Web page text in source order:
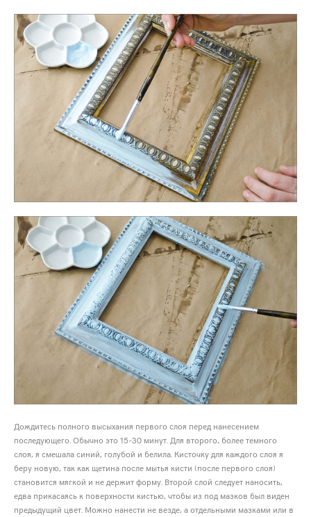
Дождитесь полного высыхания первого слоя перед нанесением
последующего. Обычно это 15-30 минут. Для второго, более темного
слоя, я смешала синий, голубой и белила. Кисточку для каждого слоя я
беру новую, так как щетина после мытья кисти (после первого слоя)
становится мягкой и не держит форму. Второй слой следует наносить,
едва прикасаясь к поверхности кистью, чтобы из под мазков был виден
предыдущий цвет. Можно нанести не везде, а отдельными мазками или в